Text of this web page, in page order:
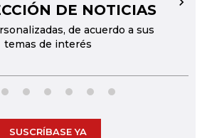
DE NOTICIAS
de acuerdo a sus
temas de interés
→
SUSCRÍBASE YA